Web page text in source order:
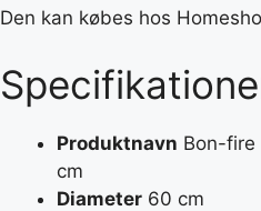
Den kan købes hos
Produktnavn Bon-fire
cm
Diameter 60 cm